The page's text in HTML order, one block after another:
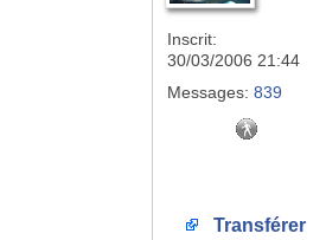
Inscrit:
30/03/2006 21:44
Messages: 839
Transférer